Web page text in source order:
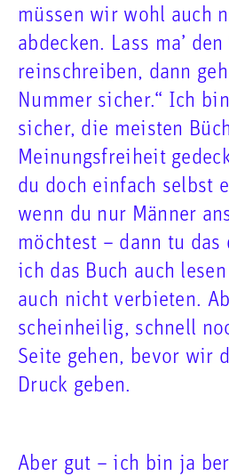
müssen wir wohl auch
abdecken. Lass ma’
reinschreiben, dann
Nummer sicher.“ Ich
sicher, die meisten
Meinungsfreiheit
du doch einfach selbst
wenn du nur Männer
möchtest – dann tu das
ich das Buch auch
auch nicht verbieten.
scheinheilig, schnell
Seite gehen, bevor wir
Druck geben.
Aber gut – ich bin ja